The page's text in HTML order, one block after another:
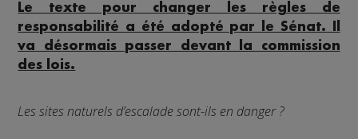
Le texte pour changer les règles de
responsabilité a été adopté par le Sénat. Il
va désormais passer devant la commission
des lois.
Les sites naturels d’escalade sont-ils en danger ?